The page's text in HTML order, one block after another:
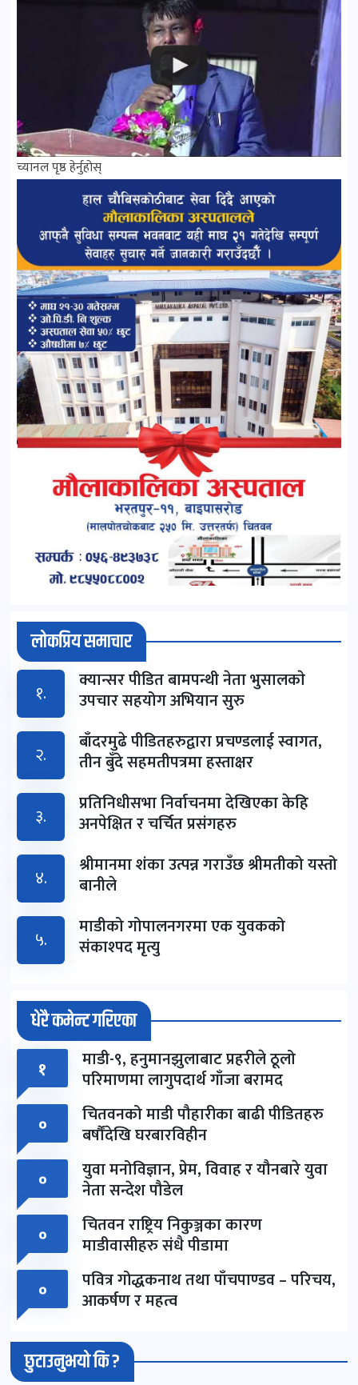
च्यानल पृष्ठ हेर्नुहोस्
लोकप्रिय समाचार
१. क्यान्सर पीडित बामपन्थी नेता भुसालकाे
उपचार सहयोग अभियान सुरु
२.
बाँदरमुढे पीडितहरुद्वारा प्रचण्डलाई स्वागत,
तीन बुँदे सहमतीपत्रमा हस्ताक्षर
३.
प्रतिनिधीसभा निर्वाचनमा देखिएका केहि
अनपेक्षित र चर्चित प्रसंगहरु
४.
श्रीमानमा शंका उत्पन्न गराउँछ श्रीमतीको यस्तो
बानीले
५.
माडीको गोपालनगरमा एक युवकको
संकाश्पद मृत्यु
धेरै कमेन्ट गरिएका
१ माडी-९, हनुमानझुलाबाट प्रहरीले ठूलो
परिमाणमा लागुपदार्थ गाँजा बरामद
०
चितवनको माडी पौहारीका बाढी पीडितहरु
बर्षौंदेखि घरबारविहीन
०
युवा मनोविज्ञान, प्रेम, विवाह र यौनबारे युवा
नेता सन्देश पौडेल
०
चितवन राष्ट्रिय निकुञ्जका कारण
माडीवासीहरु संधै पीडामा
०
पवित्र गोद्धकनाथ तथा पाँचपाण्डव – परिचय,
आकर्षण र महत्व
छुटाउनुभयो कि ?